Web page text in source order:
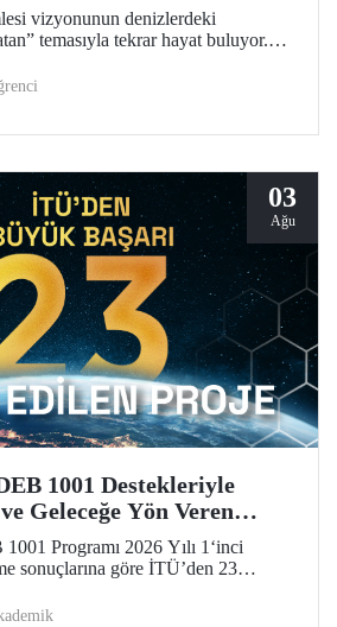
vizyonunun denizlerdeki
temasıyla tekrar hayat buluyor.
Komutanlığı’nda
03
Ağu
1001 Destekleriyle
Geleceğe Yön Veren
Programı 2026 Yılı 1‘inci
sonuçlarına göre İTÜ’den 23